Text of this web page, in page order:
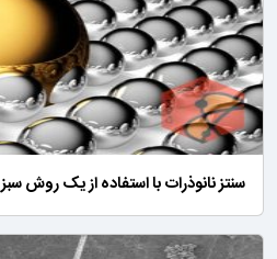
سنتز نانوذرات با استفاده از یک روش سبز